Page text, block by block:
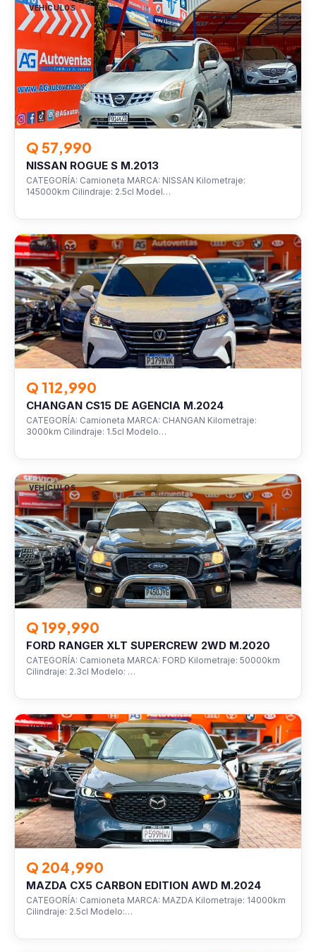
VEHÍCULOS
Q 57,990
NISSAN ROGUE S M.2013
CATEGORÍA: Camioneta MARCA: NISSAN Kilometraje:
145000km Cilindraje: 2.5cl Model…
VEHÍCULOS
Q 112,990
CHANGAN CS15 DE AGENCIA M.2024
CATEGORÍA: Camioneta MARCA: CHANGAN Kilometraje:
3000km Cilindraje: 1.5cl Modelo…
VEHÍCULOS
Q 199,990
FORD RANGER XLT SUPERCREW 2WD M.2020
CATEGORÍA: Camioneta MARCA: FORD Kilometraje: 50000km
Cilindraje: 2.3cl Modelo: …
VEHÍCULOS
Q 204,990
MAZDA CX5 CARBON EDITION AWD M.2024
CATEGORÍA: Camioneta MARCA: MAZDA Kilometraje: 14000km
Cilindraje: 2.5cl Modelo:…